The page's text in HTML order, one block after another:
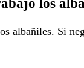
los
albañiles. Si